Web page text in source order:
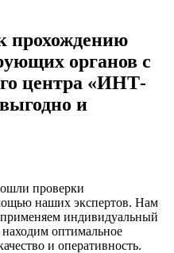
прохождению
органов с
центра «ИНТ-
и
проверки
наших экспертов. Нам
индивидуальный
оптимальное
и оперативность.